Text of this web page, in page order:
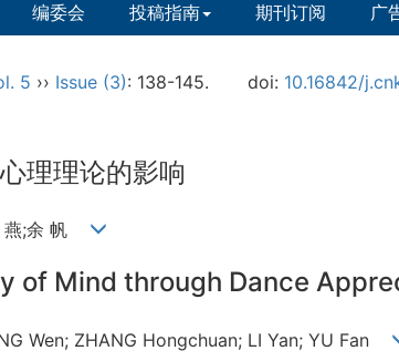
编委会 投稿指南 期刊订阅 广
5 ›› Issue (3): 138-145. doi: 10.16842/
理理论的影响
燕;余 帆
of Mind through Dance
Wen; ZHANG Hongchuan; LI Yan; YU Fan